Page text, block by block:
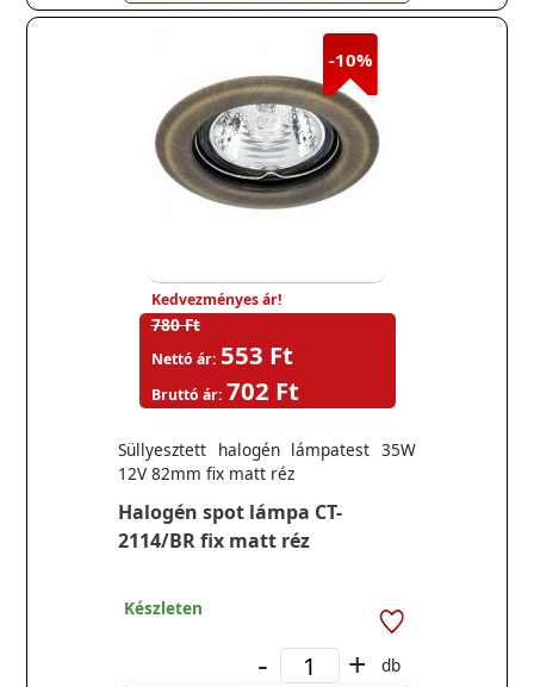
-10%
Halogén spot lámpa CT-
2114/BR fix matt réz
Süllyesztett halogén lámpatest 35W
12V 82mm fix matt réz
Kedvezményes ár!
780 Ft
Nettó ár: 553 Ft
Bruttó ár: 702 Ft
Készleten
- +
db